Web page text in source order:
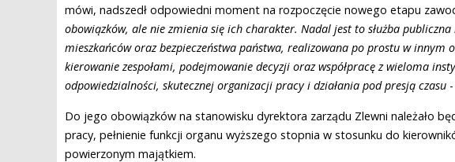
mówi, nadszedł odpowiedni moment na rozpoczęcie nowego etapu
obowiązków, ale nie zmienia się ich charakter. Nadal jest to służba
mieszkańców oraz bezpieczeństwa państwa, realizowana po prostu w innym
kierowanie zespołami, podejmowanie decyzji oraz współpracę z wieloma
odpowiedzialności, skutecznej organizacji pracy i działania pod presją czasu
Do jego obowiązków na stanowisku dyrektora zarządu Zlewni należało
pracy, pełnienie funkcji organu wyższego stopnia w stosunku do
powierzonym majątkiem.